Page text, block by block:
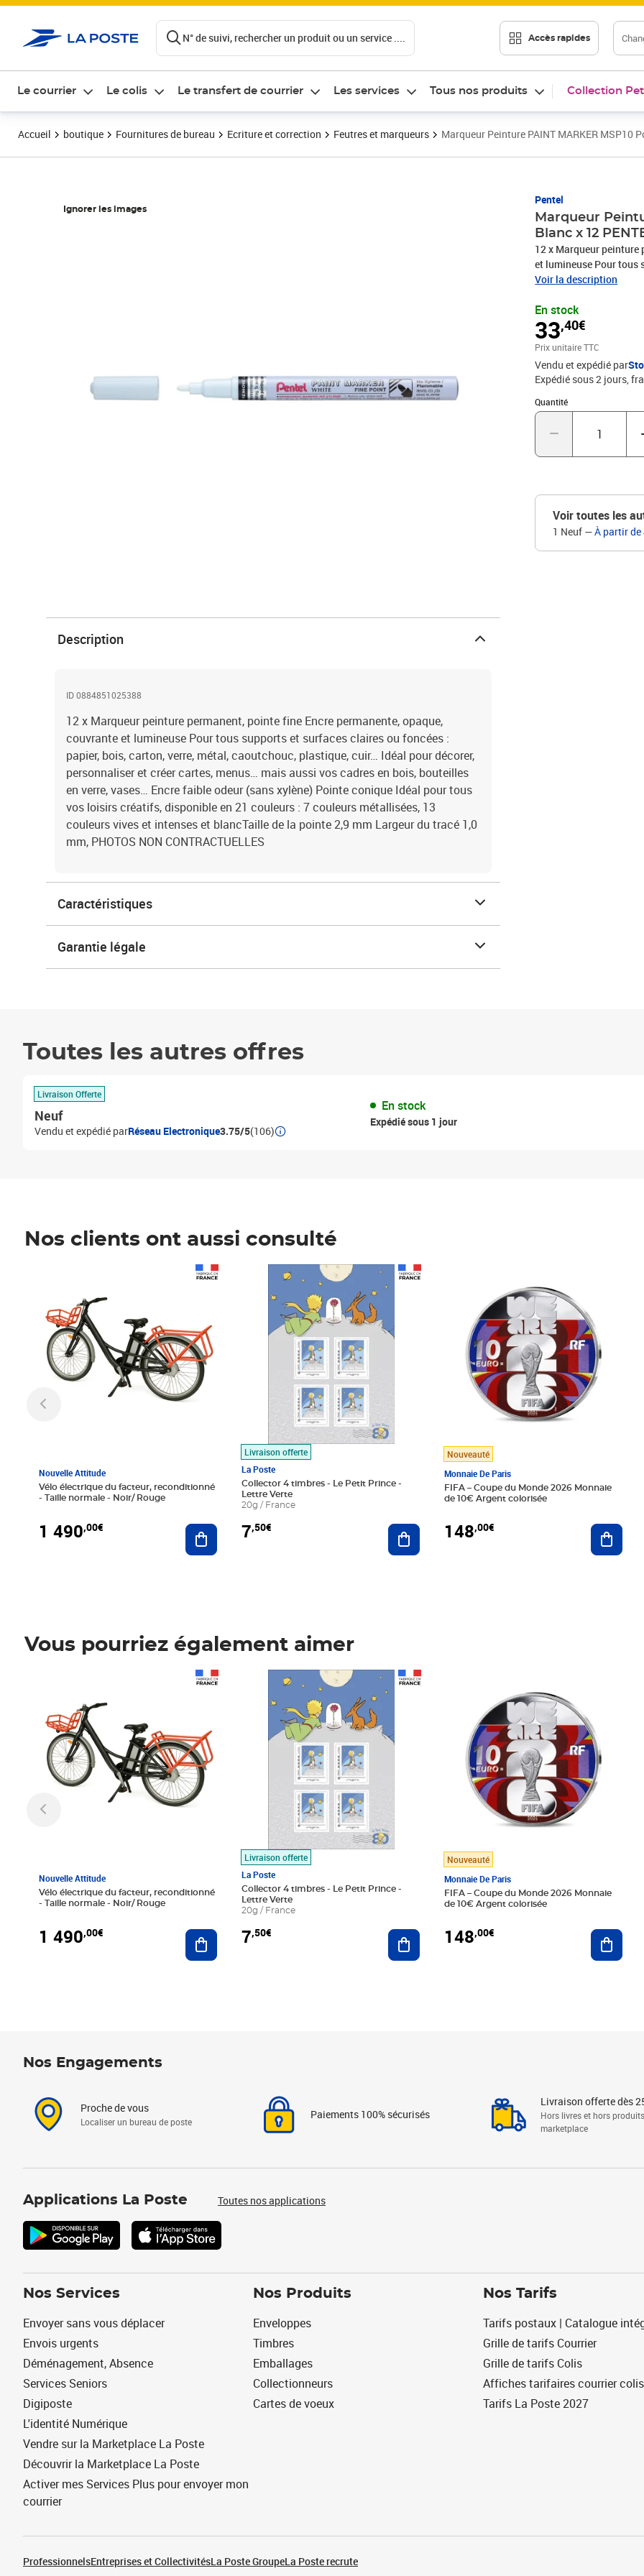
N° de suivi, rechercher un produit ou un service .... Accès rapides
Le courrier Le colis Le transfert de courrier Les services Tous nos produits Collection
Accueil boutique Fournitures de bureau Ecriture et correction Feutres et marqueurs Marqueur Peinture PAINT MARKER MSP10
Ignorer les images
Pentel
Marqueur
Blanc x 12
12 x Marqueur peinture
et lumineuse Pour tous
verre, métal,
odeur (sans xylène)
21 couleurs : 7
pointe 2,9 mm Largeur
Voir la description
En stock
33,40€
Prix 33,40€
Prix unitaire TTC
Vendu et expédié par
Expédié sous 2 jours,
Quantité
Quantité : 1
Voir toutes les
1 Neuf —À partir de
Description
ID 0884851025388
12 x Marqueur peinture permanent, pointe fine Encre permanente, opaque,
couvrante et lumineuse Pour tous supports et surfaces claires ou foncées :
papier, bois, carton, verre, métal, caoutchouc, plastique, cuir… Idéal pour décorer,
personnaliser et créer cartes, menus… mais aussi vos cadres en bois, bouteilles
en verre, vases… Encre faible odeur (sans xylène) Pointe conique Idéal pour tous
vos loisirs créatifs, disponible en 21 couleurs : 7 couleurs métallisées, 13
couleurs vives et intenses et blancTaille de la pointe 2,9 mm Largeur du tracé 1,0
mm, PHOTOS NON CONTRACTUELLES
Caractéristiques
Garantie légale
Toutes les autres offres
Livraison Offerte
Neuf
Vendu et expédié parRéseau Electronique3.75/5(106)
En stock
Expédié sous 1 jour
Nos clients ont aussi consulté
Nouvelle Attitude
Vélo électrique du facteur, reconditionné
- Taille normale - Noir/ Rouge
1 490,00€ Ajouter au panier
Livraison offerte
La Poste
Collector 4 timbres - Le Petit Prince -
Lettre Verte
20g / France
7,50€
Prix 7,50€
Ajouter au panier
Nouveauté
Monnaie De Paris
FIFA – Coupe du Monde 2026 Monnaie
de 10€ Argent colorisée
148,00€
Vous pourriez également aimer
Nouvelle Attitude
Vélo électrique du facteur, reconditionné
- Taille normale - Noir/ Rouge
1 490,00€ Ajouter au panier
Livraison offerte
La Poste
Collector 4 timbres - Le Petit Prince -
Lettre Verte
20g / France
7,50€
Prix 7,50€
Ajouter au panier
Nouveauté
Monnaie De Paris
FIFA – Coupe du Monde 2026 Monnaie
de 10€ Argent colorisée
148,00€
Nos Engagements
Proche de vous
Localiser un bureau de poste
Paiements 100% sécurisés
Livraison offerte dès
Hors livres et hors produits
marketplace
Applications La Poste Toutes nos applications
Nos Services
Envoyer sans vous déplacer
Envois urgents
Déménagement, Absence
Services Seniors
Digiposte
L'identité Numérique
Vendre sur la Marketplace La Poste
Découvrir la Marketplace La Poste
Activer mes Services Plus pour envoyer mon
courrier
Nos Produits
Enveloppes
Timbres
Emballages
Collectionneurs
Cartes de voeux
Nos Tarifs
Tarifs postaux | Catalogue
Grille de tarifs Courrier
Grille de tarifs Colis
Affiches tarifaires courrier colis
Tarifs La Poste 2027
ProfessionnelsEntreprises et CollectivitésLa Poste GroupeLa Poste recrute